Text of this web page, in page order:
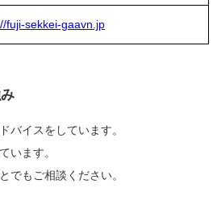
fuji-sekkei-gaavn.jp
バイスをしています。
います。
でもご相談ください。